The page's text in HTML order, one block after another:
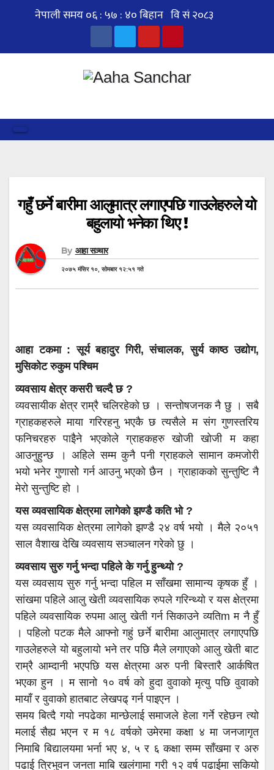
गहुँ छर्ने बारीमा आलुमात्र लगाएपछि गाउलेहरुले यो
बहुलायो भनेका थिए !
By आहा सञ्चार
२०७५ मंसिर १०, सोमबार १२:५१ गते
आहा टकमा : सूर्य बहादुर गिरी, संचालक, सुर्य काष्ठ उद्योग,
मुसिकोट रुकुम पश्चिम
व्यवसाय क्षेत्र कसरी चल्दै छ ?
व्यवसायीक क्षेत्र राम्रै चलिरहेको छ । सन्तोषजनक नै छु । सबै
ग्राहकहरुले माया गरिरहनु भएकै छ त्यसैले म संग गुणस्तरिय
फनिचरहरु पाइैने भएकोले ग्राहकहरु खोजी खोजी म कहा
आउनुहुन्छ । अहिले सम्म कुनै पनी ग्राहकले सामान कमजोरी
भयो भनेर गुणासोे गर्न आउनु भएको छैन । ग्राहाकको सुन्तुष्टि नै
मेरो सुन्तुष्टि हो ।
यस व्यवसायिक क्षेत्रमा लागेको झण्डै कति भो ?
यस व्यवसायिक क्षेत्रमा लागेको झण्डै २४ वर्ष भयो । मैले २०५१
साल वैशाख देखि व्यवसाय सञ्चालन गरेको छु ।
व्यवसाय सुरु गर्नु भन्दा पहिले के गर्नु हुन्थ्यो ?
यस व्यवसाय सुरु गर्नु भन्दा पहिल म साँखमा सामान्य कृषक हुँ ।
सांखमा पहिले आलु खेती व्यवसायिक रुपले गरिन्थ्यो र यस क्षेत्रमा
पहिले व्यवसायिक रुपमा आलु खेती गर्न सिकाउने व्यतिm म नै हुँ
। पहिलो पटक मैले आफ्नो गहुं छर्ने बारीमा आलुमात्र लगाएपछि
गाउलेहरुले यो बहुलायो भने तर पछि मैले लगाएको आलु खेती बाट
राम्रै आम्दानी भएपछि यस क्षेत्रमा अरु पनी बिस्तारै आर्कषित
भएका हुन । म सानो १० वर्ष को हुदा वुवाको मृत्यु पछि वुवाको
मायाँ र वुवाको हातबाट लेखपढ् गर्न पाइएन ।
समय बित्दै गयो नपढेका मान्छेलाई समाजले हेला गर्ने रहेछन त्यो
मलाई सैह्य भएन र म १८ वर्षको उमेरमा कक्षा ४ मा जनजागृत
निमाबि बिद्यालयमा भर्ना भए ४, ५ र ६ कक्षा सम्म साँखमा र अरु
पढाई त्रिभुवन जनता माबि खलंगामा गरी १२ वर्ष पढाईमा सकियो